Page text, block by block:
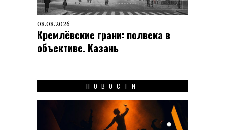
08.08.2026
Кремлёвские грани: полвека в
объективе. Казань
НОВОСТИ